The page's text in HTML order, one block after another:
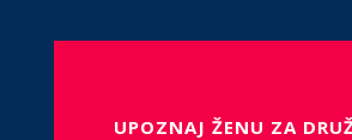
UPOZNAJ ŽENU ZA